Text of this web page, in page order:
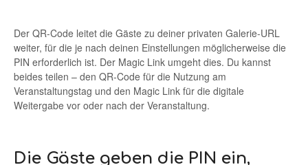
Der QR-Code leitet die Gäste zu deiner privaten Galerie-URL
weiter, für die je nach deinen Einstellungen möglicherweise die
PIN erforderlich ist. Der Magic Link umgeht dies. Du kannst
beides teilen – den QR-Code für die Nutzung am
Veranstaltungstag und den Magic Link für die digitale
Weitergabe vor oder nach der Veranstaltung.
Die Gäste geben die PIN ein,